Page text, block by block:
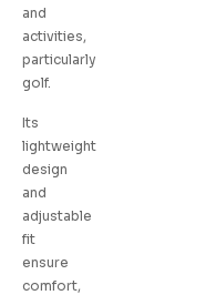
and
activities,
particularly
golf.
Its
lightweight
design
and
adjustable
fit
ensure
comfort,